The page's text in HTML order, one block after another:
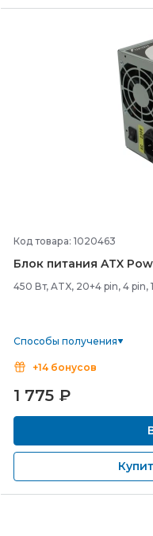
Код товара: 1020463
Блок питания ATX
450 Вт, ATX, 20+4 pin, 4 pin,
Способы получения
+14 бонусов
1 775 ₽